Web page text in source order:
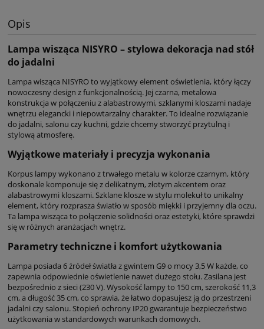
Opis
Lampa wisząca NISYRO – stylowa dekoracja nad stół
do jadalni
Lampa wisząca NISYRO to wyjątkowy element oświetlenia, który łączy
nowoczesny design z funkcjonalnością. Jej czarna, metalowa
konstrukcja w połączeniu z alabastrowymi, szklanymi kloszami nadaje
wnętrzu elegancki i niepowtarzalny charakter. To idealne rozwiązanie
do jadalni, salonu czy kuchni, gdzie chcemy stworzyć przytulną i
stylową atmosferę.
Wyjątkowe materiały i precyzja wykonania
Korpus lampy wykonano z trwałego metalu w kolorze czarnym, który
doskonale komponuje się z delikatnym, złotym akcentem oraz
alabastrowymi kloszami. Szklane klosze w stylu molekuł to unikalny
element, który rozprasza światło w sposób miękki i przyjemny dla oczu.
Ta lampa wisząca to połączenie solidności oraz estetyki, które sprawdzi
się w różnych aranżacjach wnętrz.
Parametry techniczne i komfort użytkowania
Lampa posiada 6 źródeł światła z gwintem G9 o mocy 3,5 W każde, co
zapewnia odpowiednie oświetlenie nawet dużego stołu. Zasilana jest
bezpośrednio z sieci (230 V). Wysokość lampy to 150 cm, szerokość 11,3
cm, a długość 35 cm, co sprawia, że łatwo dopasujesz ją do przestrzeni
jadalni czy salonu. Stopień ochrony IP20 gwarantuje bezpieczeństwo
użytkowania w standardowych warunkach domowych.